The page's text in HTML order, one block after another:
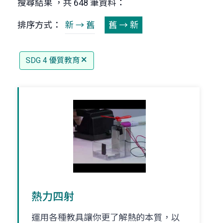
搜尋結果 ，共 648 筆資料：
排序方式： 新 → 舊 舊 → 新
SDG 4 優質教育
熱力四射
運用各種教具讓你更了解熱的本質，以